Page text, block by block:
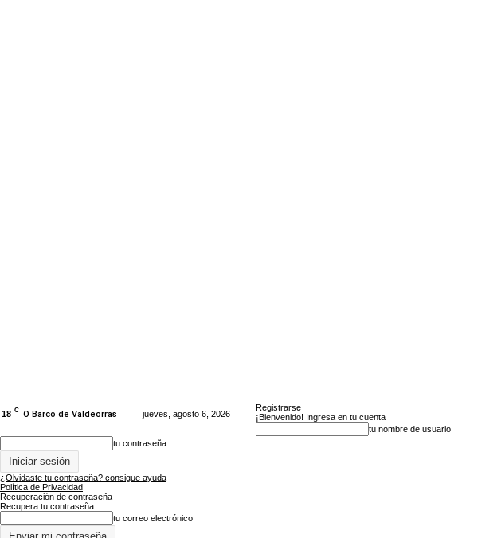
18 C O Barco de Valdeorras jueves, agosto 6, 2026
Registrarse
¡Bienvenido! Ingresa en tu cuenta
tu nombre de usuario
tu contraseña
¿Olvidaste tu contraseña? consigue ayuda
Política de Privacidad
Recuperación de contraseña
Recupera tu contraseña
tu correo electrónico